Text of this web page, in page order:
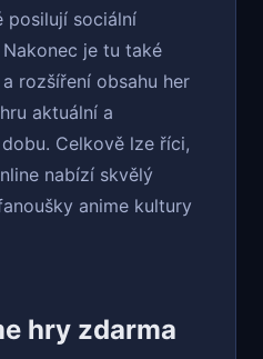
posilují sociální
je tu také
rozšíření obsahu her
aktuální a
Celkově lze říci,
nabízí skvělý
anime kultury
hry zdarma